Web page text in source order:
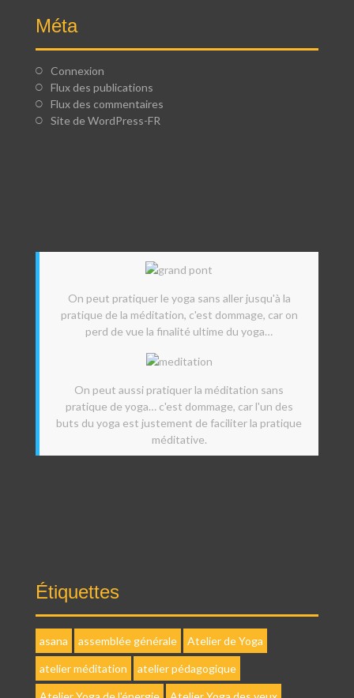
Méta
Connexion
Flux des publications
Flux des commentaires
Site de WordPress-FR
On peut pratiquer le yoga sans aller jusqu'à la
pratique de la méditation, c'est dommage, car on
perd de vue la finalité ultime du yoga…
On peut aussi pratiquer la méditation sans
pratique de yoga… c'est dommage, car l'un des
buts du yoga est justement de faciliter la pratique
méditative.
Étiquettes
asana assemblée générale Atelier de Yoga
atelier méditation atelier pédagogique